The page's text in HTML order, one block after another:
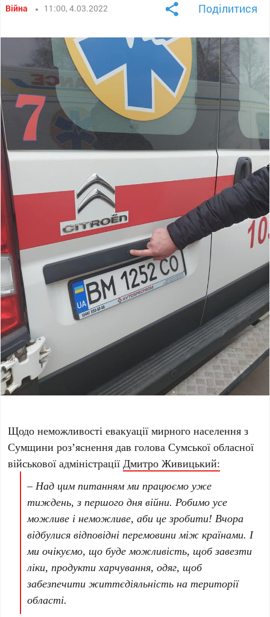
Війна 11:00, 4.03.2022 Поділитися
Щодо неможливості евакуації мирного населення з
Сумщини роз’яснення дав голова Сумської обласної
військової адміністраціїДмитро Живицький:
– Над цим питанням ми працюємо уже
тиждень, з першого дня війни. Робимо усе
можливе і неможливе, аби це зробити! Вчора
відбулися відповідні перемовини між країнами. І
ми очікуємо, що буде можливість, щоб завезти
ліки, продукти харчування, одяг, щоб
забезпечити життєдіяльність на території
області.